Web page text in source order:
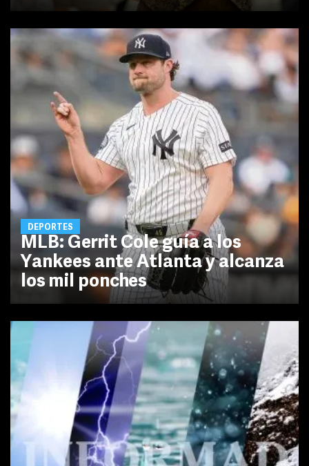
DEPORTES
MLB: Gerrit Cole guía a los
Yankees ante Atlanta y alcanza
los mil ponches